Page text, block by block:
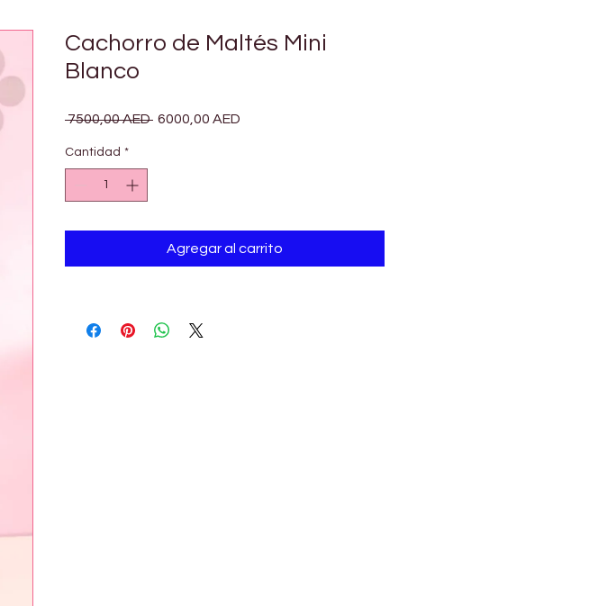
Cachorro de Maltés Mini
Blanco
7500,00 AED Precio
6000,00 AED
Cantidad *
Agregar al carrito